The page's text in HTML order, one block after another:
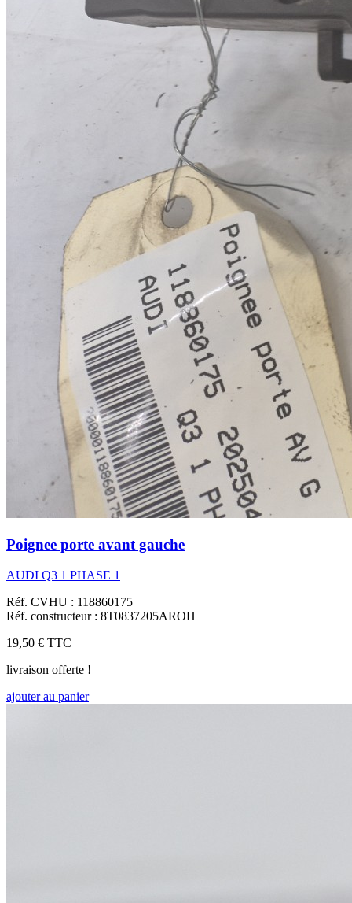
Poignee porte avant gauche
AUDI Q3 1 PHASE 1
Réf. CVHU : 118860175
Réf. constructeur : 8T0837205AROH
19,50 € TTC
livraison offerte !
ajouter au panier